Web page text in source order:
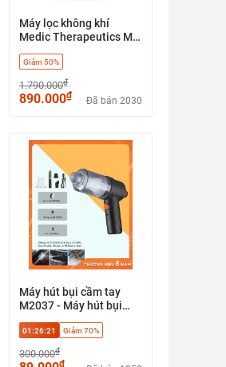
Máy lọc không khí
Medic Therapeutics MT-
Giảm 50%
1.790.000₫
890.000₫ Đã bán 2030
Máy hút bụi cầm tay
M2037 - Máy hút bụi
120W, máy hút bụi ô tô,
máy hút bụi máy tính, lõi
lọc HEPA, 3 đầu thay
01:26:20 Giảm 70%
300.000₫
₫